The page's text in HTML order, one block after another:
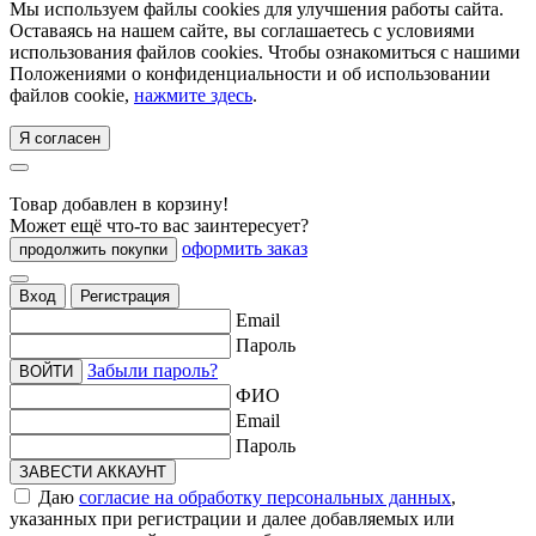
Мы используем файлы cookies для улучшения работы сайта.
Оставаясь на нашем сайте, вы соглашаетесь с условиями
использования файлов cookies. Чтобы ознакомиться с нашими
Положениями о конфиденциальности и об использовании
файлов cookie, нажмите здесь.
Я согласен
Товар добавлен в корзину!
Может ещё что-то вас заинтересует?
продолжить покупки оформить заказ
Вход Регистрация
Email
Пароль
ВОЙТИ
Забыли пароль?
ФИО
Email
Пароль
ЗАВЕСТИ АККАУНТ
Даю согласие на обработку персональных данных,
указанных при регистрации и далее добавляемых или